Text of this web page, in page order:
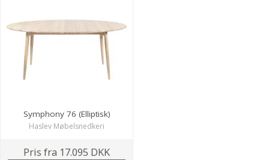
Symphony 76 (Elliptisk)
Haslev Møbelsnedkeri
Pris fra 17.095 DKK